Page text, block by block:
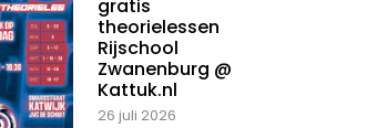
gratis
theorielessen
Rijschool
Zwanenburg @
Kattuk.nl
26 juli 2026